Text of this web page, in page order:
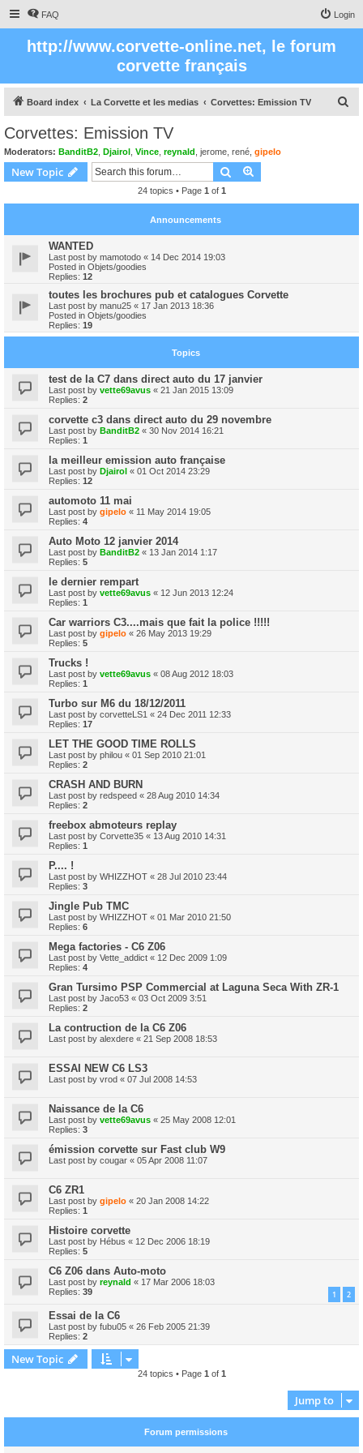
FAQ Login
http://www.corvette-online.net, le forum
corvette français
Board index La Corvette et les medias Corvettes: Emission TV
Corvettes: Emission TV
Moderators: BanditB2 Djairol Vince reynald jerome rené gipelo
New Topic Search
24 topics • Page 1 of 1
Announcements
WANTED
Last post by mamotodo « 14 Dec 2014 19:03
Posted in Objets/goodies
Replies: 12
toutes les brochures pub et catalogues Corvette
Last post by manu25 « 17 Jan 2013 18:36
Posted in Objets/goodies
Replies: 19
Topics
test de la C7 dans direct auto du 17 janvier
Last post by vette69avus « 21 Jan 2015 13:09
Replies: 2
corvette c3 dans direct auto du 29 novembre
Last post by BanditB2 « 30 Nov 2014 16:21
Replies: 1
la meilleur emission auto française
Last post by Djairol « 01 Oct 2014 23:29
Replies: 12
automoto 11 mai
Last post by gipelo « 11 May 2014 19:05
Replies: 4
Auto Moto 12 janvier 2014
Last post by BanditB2 « 13 Jan 2014 1:17
Replies: 5
le dernier rempart
Last post by vette69avus « 12 Jun 2013 12:24
Replies: 1
Car warriors C3....mais que fait la police !!!!!
Last post by gipelo « 26 May 2013 19:29
Replies: 5
Trucks !
Last post by vette69avus « 08 Aug 2012 18:03
Replies: 1
Turbo sur M6 du 18/12/2011
Last post by corvetteLS1 « 24 Dec 2011 12:33
Replies: 17
LET THE GOOD TIME ROLLS
Last post by philou « 01 Sep 2010 21:01
Replies: 2
CRASH AND BURN
Last post by redspeed « 28 Aug 2010 14:34
Replies: 2
freebox abmoteurs replay
Last post by Corvette35 « 13 Aug 2010 14:31
Replies: 1
P.... !
Last post by WHIZZHOT « 28 Jul 2010 23:44
Replies: 3
Jingle Pub TMC
Last post by WHIZZHOT « 01 Mar 2010 21:50
Replies: 6
Mega factories - C6 Z06
Last post by Vette_addict « 12 Dec 2009 1:09
Replies: 4
Gran Tursimo PSP Commercial at Laguna Seca With ZR-1
Last post by Jaco53 « 03 Oct 2009 3:51
Replies: 2
La contruction de la C6 Z06
Last post by alexdere « 21 Sep 2008 18:53
ESSAI NEW C6 LS3
Last post by vrod « 07 Jul 2008 14:53
Naissance de la C6
Last post by vette69avus « 25 May 2008 12:01
Replies: 3
émission corvette sur Fast club W9
Last post by cougar « 05 Apr 2008 11:07
C6 ZR1
Last post by gipelo « 20 Jan 2008 14:22
Replies: 1
Histoire corvette
Last post by Hébus « 12 Dec 2006 18:19
Replies: 5
C6 Z06 dans Auto-moto
Last post by reynald « 17 Mar 2006 18:03
Replies: 39 1 2
Essai de la C6
Last post by fubu05 « 26 Feb 2005 21:39
Replies: 2
New Topic
24 topics • Page 1 of 1
Jump to
Forum permissions